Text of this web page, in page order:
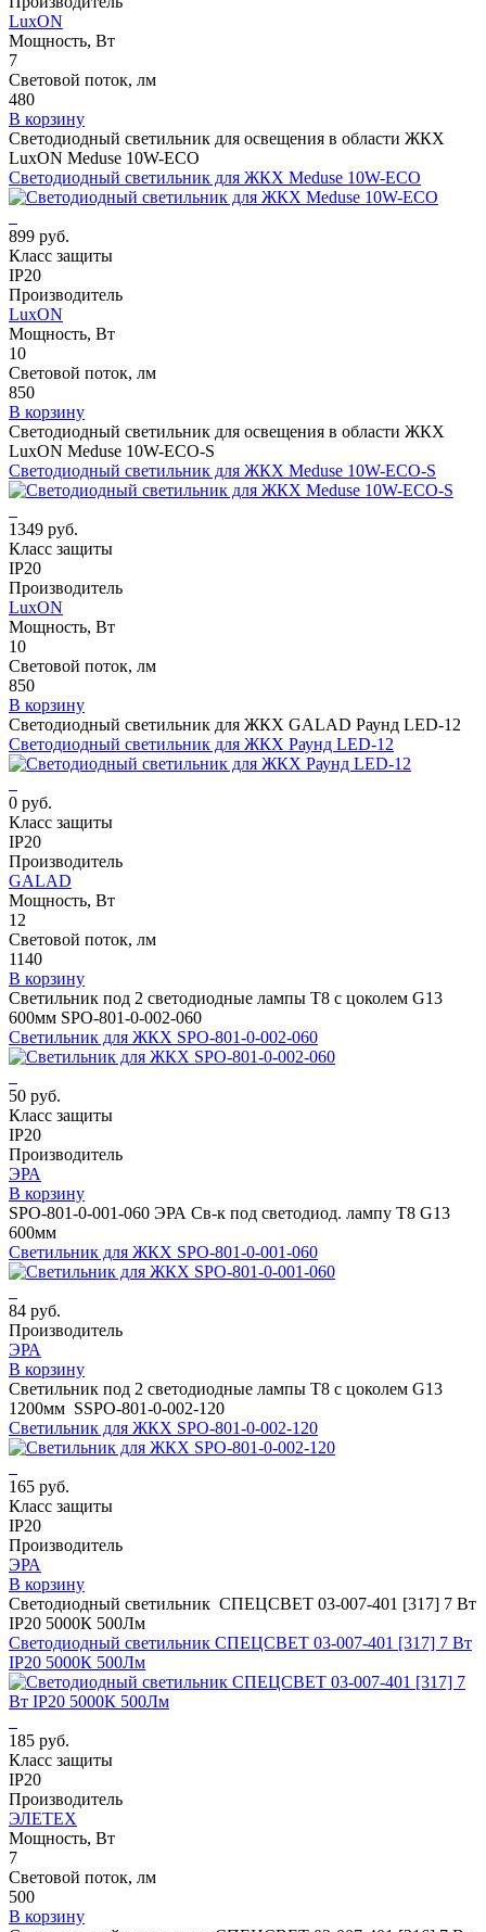
LuxON
Мощность, Вт
7
Световой поток, лм
480
В корзину
Светодиодный светильник для освещения в области ЖКХ
LuxON Meduse 10W-ECO
Светодиодный светильник для ЖКХ Meduse 10W-ECO
899 руб.
Класс защиты
IP20
Производитель
LuxON
Мощность, Вт
10
Световой поток, лм
850
В корзину
Светодиодный светильник для освещения в области ЖКХ
LuxON Meduse 10W-ECO-S
Светодиодный светильник для ЖКХ Meduse 10W-ECO-S
1349 руб.
Класс защиты
IP20
Производитель
LuxON
Мощность, Вт
10
Световой поток, лм
850
В корзину
Светодиодный светильник для ЖКХ GALAD Раунд LED-12
Светодиодный светильник для ЖКХ Раунд LED-12
0 руб.
Класс защиты
IP20
Производитель
GALAD
Мощность, Вт
12
Световой поток, лм
1140
В корзину
Светильник под 2 светодиодные лампы T8 с цоколем G13
600мм SPO-801-0-002-060
Светильник для ЖКХ SPO-801-0-002-060
50 руб.
Класс защиты
IP20
Производитель
ЭРА
В корзину
SPO-801-0-001-060 ЭРА Св-к под светодиод. лампу T8 G13
600мм
Светильник для ЖКХ SPO-801-0-001-060
84 руб.
Производитель
ЭРА
В корзину
Светильник под 2 светодиодные лампы T8 с цоколем G13
1200мм SSPO-801-0-002-120
Светильник для ЖКХ SPO-801-0-002-120
165 руб.
Класс защиты
IP20
Производитель
ЭРА
В корзину
Светодиодный светильник СПЕЦСВЕТ 03-007-401 [317] 7 Вт
IP20 5000К 500Лм
Светодиодный светильник СПЕЦСВЕТ 03-007-401 [317] 7 Вт
IP20 5000К 500Лм
185 руб.
Класс защиты
IP20
Производитель
ЭЛЕТЕХ
Мощность, Вт
7
Световой поток, лм
500
В корзину